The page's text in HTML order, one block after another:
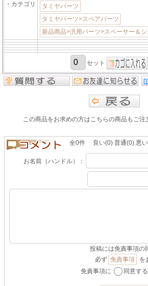
・カテゴリ
タミヤパーツ
タミヤパーツ>スペアパーツ
新品商品>汎用パーツ>スペーサー＆シ
セット
この商品をお求めの方はこちらの商品もご注
全0件 良い(0) 普通(0) 悪
お名前（ハンドル）：
投稿には免責事項の
必ず 免責事項
を
免責事項に
同意する